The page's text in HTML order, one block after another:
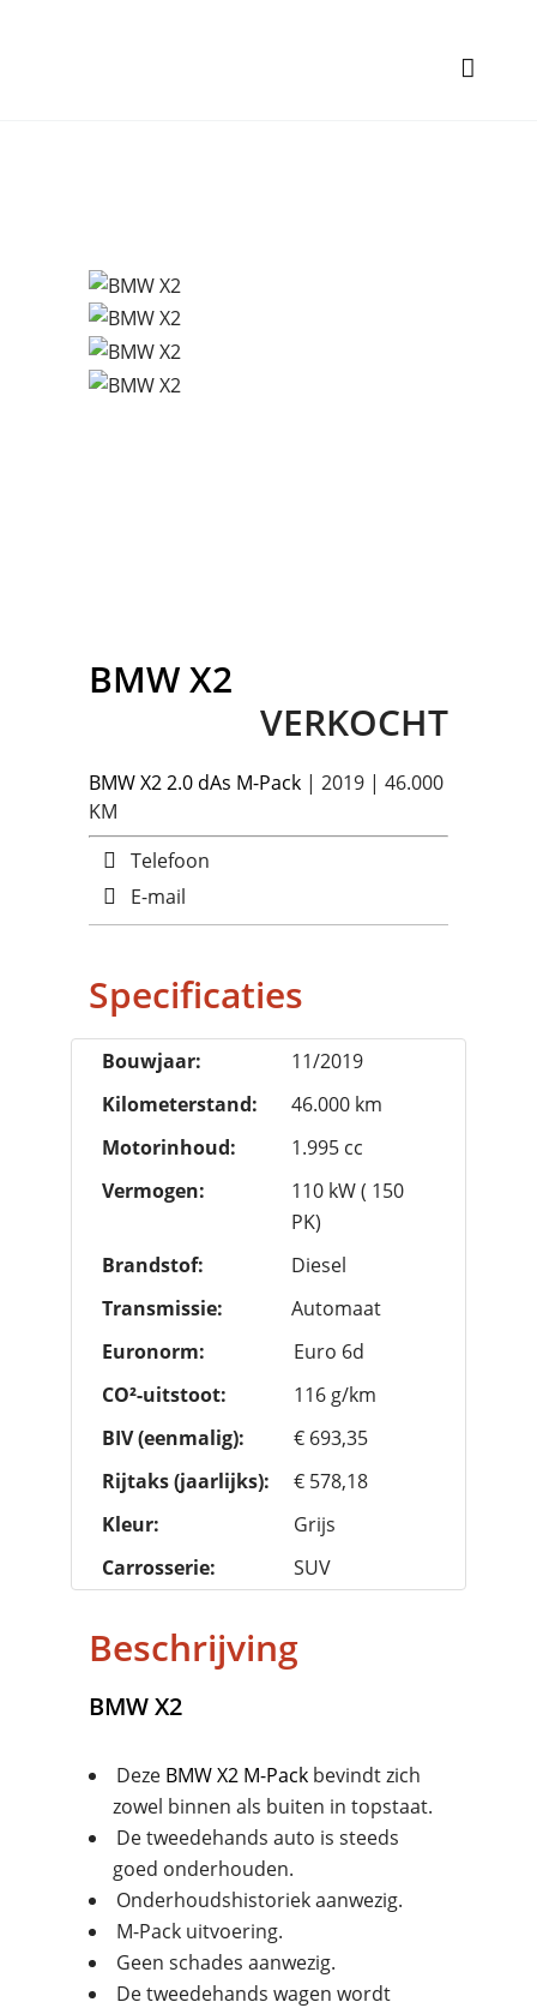
BMWX2
VERKOCHT
BMWX2 2.0 dAs M-Pack | 2019 | 46.000
KM
Telefoon
E-mail
Specificaties
Bouwjaar:
11/2019
Kilometerstand:
46.000 km
Motorinhoud:
1.995 cc
Vermogen:
110 kW ( 150
PK)
Brandstof:
Diesel
Transmissie:
Automaat
Euronorm:
Euro 6d
CO²-uitstoot:
116 g/km
BIV (eenmalig):
€ 693,35
Rijtaks (jaarlijks):
€ 578,18
Kleur:
Grijs
Carrosserie:
SUV
Beschrijving
BMWX2
Deze BMWX2 M-Pack bevindt zich
zowel binnen als buiten in topstaat.
De tweedehands auto is steeds
goed onderhouden.
Onderhoudshistoriek aanwezig.
M-Pack uitvoering.
Geen schades aanwezig.
De tweedehands wagen wordt